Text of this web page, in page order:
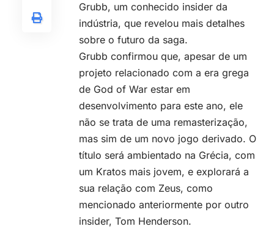
Grubb, um conhecido insider da
indústria, que revelou mais detalhes
sobre o futuro da saga.
Grubb confirmou que, apesar de um
projeto relacionado com a era grega
de God of War estar em
desenvolvimento para este ano, ele
não se trata de uma remasterização,
mas sim de um novo jogo derivado. O
título será ambientado na Grécia, com
um Kratos mais jovem, e explorará a
sua relação com Zeus, como
mencionado anteriormente por outro
insider, Tom Henderson.